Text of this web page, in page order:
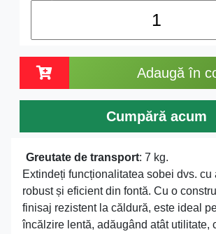
Adaugă în
Cumpără acum
Greutate de transport: 7 kg.
Extindeți funcționalitatea sobei dvs. cu
robust și eficient din fontă. Cu o
finisaj rezistent la căldură, este ideal
încălzire lentă, adăugând atât utilitate,